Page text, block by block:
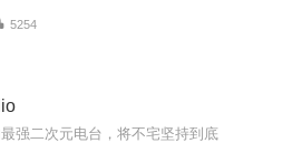
5254
强二次元电台，将不宅坚持到底